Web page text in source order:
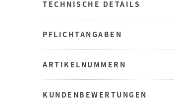
TECHNISCHE DETAILS
PFLICHTANGABEN
ARTIKELNUMMERN
KUNDENBEWERTUNGEN